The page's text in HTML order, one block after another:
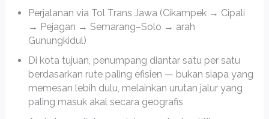
Perjalanan via Tol Trans Jawa (Cikampek → Cipali
→ Pejagan → Semarang–Solo → arah
Gunungkidul)
Di kota tujuan, penumpang diantar satu per satu
berdasarkan rute paling efisien — bukan siapa yang
memesan lebih dulu, melainkan urutan jalur yang
paling masuk akal secara geografis